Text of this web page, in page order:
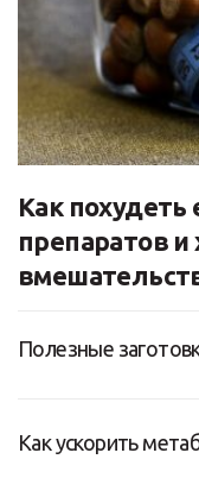
Как похудеть
препаратов и
Полезные
Как ускорить